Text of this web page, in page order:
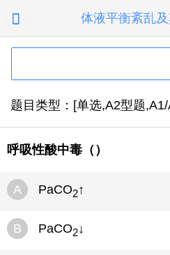
 体液平衡紊乱
题目类型：[单选,A2型题
呼吸性酸中毒（）
A PaCO2↑
B PaCO2↓